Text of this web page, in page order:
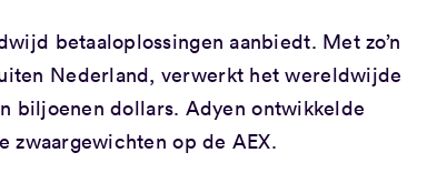
betaaloplossingen aanbiedt. Met zo’n
Nederland, verwerkt het wereldwijde
biljoenen dollars. Adyen ontwikkelde
zwaargewichten op de AEX.